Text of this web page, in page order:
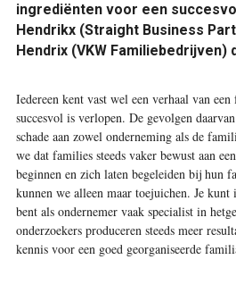
ingrediënten voor een
Hendrikx (Straight Business
Hendrix (VKW Familiebedrijven)
Iedereen kent vast wel een verhaal van
succesvol is verlopen. De gevolgen
schade aan zowel onderneming als de
we dat families steeds vaker bewust aan
beginnen en zich laten begeleiden bij hun
kunnen we alleen maar toejuichen. Je kunt
bent als ondernemer vaak specialist in
onderzoekers produceren steeds meer
kennis voor een goed georganiseerde